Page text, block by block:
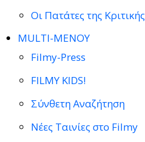
Οι Πατάτες της Κριτικής
MULTI-ΜΕΝΟΥ
Filmy-Press
FILMY KIDS!
Σύνθετη Αναζήτηση
Νέες Ταινίες στο Filmy